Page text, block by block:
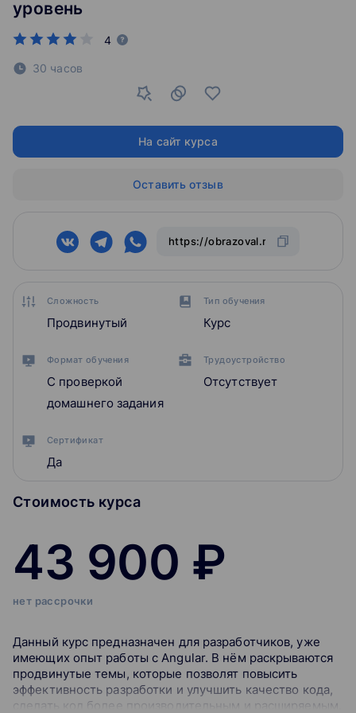
Сложность
Продвинутый
Тип обучения
Курс
Формат обучения
С проверкой
домашнего задания
Трудоустройство
Отсутствует
Сертификат
Да
Стоимость курса
43 900 ₽
нет рассрочки
Данный курс предназначен для разработчиков, уже
имеющих опыт работы с Angular. В нём раскрываются
продвинутые темы, которые позволят повысить
эффективность разработки и улучшить качество кода,
сделать код более производительным и расширяемым.
уровень
4
30 часов
На сайт курса
Оставить отзыв